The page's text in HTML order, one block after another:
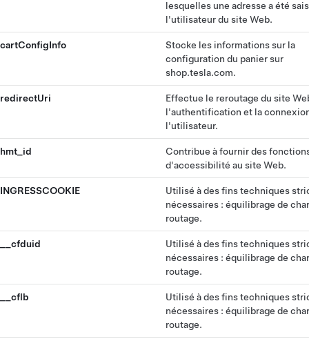
lesquelles une adresse a été
l'utilisateur du site Web.
cartConfigInfo
Stocke les informations sur la
configuration du panier sur
shop.tesla.com.
redirectUri
Effectue le reroutage du site
l'authentification et la
l'utilisateur.
hmt_id
Contribue à fournir des
d'accessibilité au site Web.
INGRESSCOOKIE
Utilisé à des fins techniques
nécessaires : équilibrage de
routage.
__cfduid
Utilisé à des fins techniques
nécessaires : équilibrage de
routage.
__cflb
Utilisé à des fins techniques
nécessaires : équilibrage de
routage.